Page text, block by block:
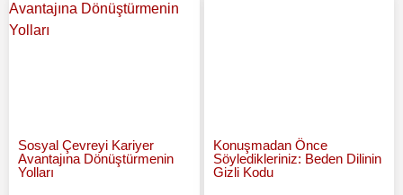
Sosyal Çevreyi Kariyer
Avantajına Dönüştürmenin
Yolları
Konuşmadan Önce
Söyledikleriniz: Beden Dilinin
Gizli Kodu